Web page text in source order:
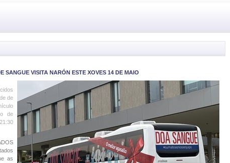
SANGUE VISITA NARÓN ESTE XOVES 14 DE MAIO
de
de
as